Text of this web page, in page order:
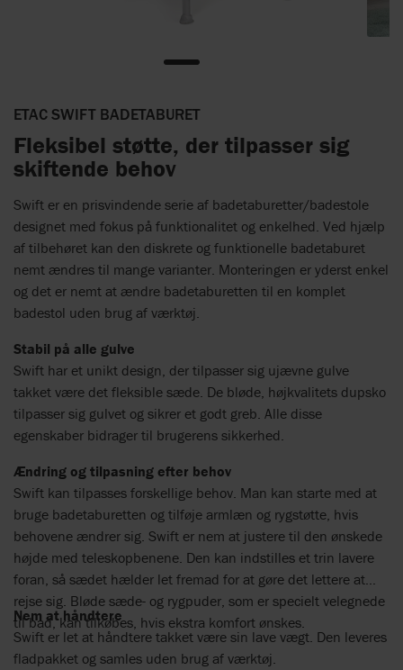
ETAC SWIFT BADETABURET
Fleksibel støtte, der tilpasser sig
skiftende behov
Swift er en prisvindende serie af badetaburetter/badestole
designet med fokus på funktionalitet og enkelhed. Ved hjælp
af tilbehøret kan den diskrete og funktionelle badetaburet
nemt ændres til mange varianter. Monteringen er yderst enkel
og det er nemt at ændre badetaburetten til en komplet
badestol uden brug af værktøj.
Stabil på alle gulve
Swift har et unikt design, der tilpasser sig ujævne gulve
takket være det fleksible sæde. De bløde, højkvalitets dupsko
tilpasser sig gulvet og sikrer et godt greb. Alle disse
egenskaber bidrager til brugerens sikkerhed.
Ændring og tilpasning efter behov
Swift kan tilpasses forskellige behov. Man kan starte med at
bruge badetaburetten og tilføje armlæn og rygstøtte, hvis
behovene ændrer sig. Swift er nem at justere til den ønskede
højde med teleskopbenene. Den kan indstilles et trin lavere
foran, så sædet hælder let fremad for at gøre det lettere at
rejse sig. Bløde sæde- og rygpuder, som er specielt velegnede
til bad, kan tilkøbes, hvis ekstra komfort ønskes.
Nem at håndtere
Swift er let at håndtere takket være sin lave vægt. Den leveres
fladpakket og samles uden brug af værktøj.